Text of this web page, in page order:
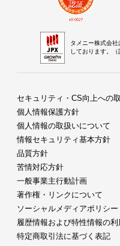
タメニー株式会
しております。（
セキュリティ・CS向上への
個人情報保護方針
個人情報の取扱いについて
情報セキュリティ基本方針
品質方針
苦情対応方針
一般事業主行動計画
著作権・リンクについて
ソーシャルメディアポリシー
履歴情報および特性情報の
特定商取引法に基づく表記